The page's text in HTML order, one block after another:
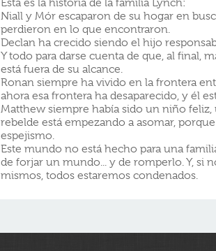
Esta es la historia de la familia Lynch:
Niall y Mór escaparon de su hogar en
perdieron en lo que encontraron.
Declan ha crecido siendo el hijo
Y todo para darse cuenta de que, al final,
está fuera de su alcance.
Ronan siempre ha vivido en la frontera
ahora esa frontera ha desaparecido, y él
Matthew siempre había sido un niño feliz,
rebelde está empezando a asomar,
espejismo.
Este mundo no está hecho para una
de forjar un mundo... y de romperlo. Y, si
mismos, todos estaremos condenados.